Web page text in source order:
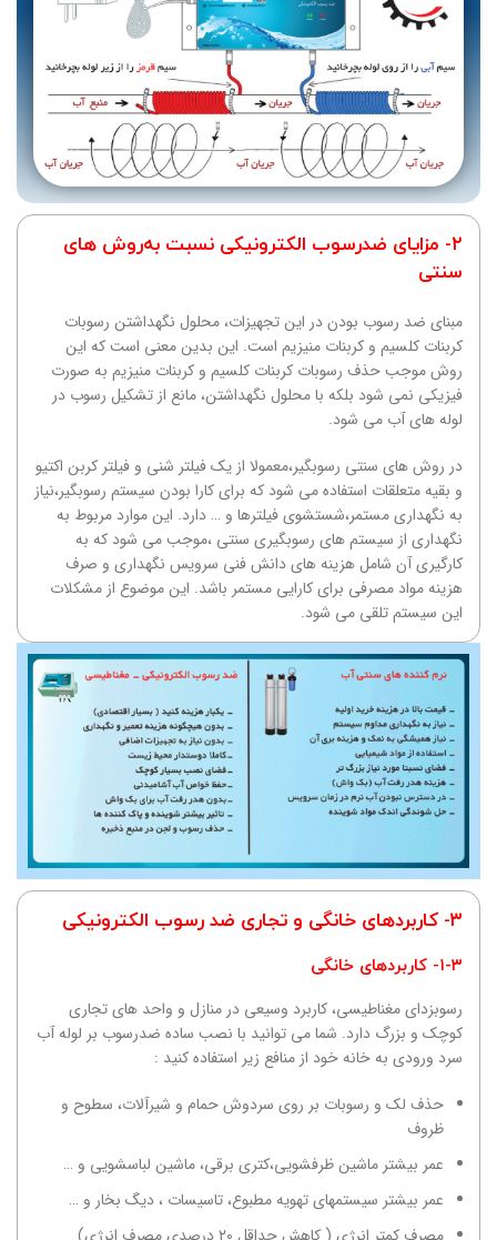
۲- مزایای ضد‌رسوب الکترونیکی نسبت به‌روش های
سنتی
مبنای ضد رسوب بودن در این تجهیزات، محلول نگهداشتن رسوبات
کربنات کلسیم و کربنات منیزیم است. این بدین معنی است که این
روش موجب حذف رسوبات کربنات کلسیم و کربنات منیزیم به صورت
فیزیکی نمی شود بلکه با محلول نگهداشتن، مانع از تشکیل رسوب در
لوله های آب می شود.
در روش های سنتی رسوبگیر،‌معمولا از یک فیلتر شنی و فیلتر کربن اکتیو
و بقیه متعلقات استفاده می شود که برای کارا بودن سیستم رسوبگیر،‌نیاز
به نگهداری مستمر،‌شستشوی فیلترها و … دارد. این موارد مربوط به
نگهداری از سیستم های رسوبگیری سنتی ،‌موجب می شود که به
کارگیری آن شامل هزینه های دانش فنی سرویس نگهداری و صرف
هزینه مواد مصرفی برای کارایی مستمر باشد. این موضوع از مشکلات
این سیستم تلقی می شود.
۳- کاربردهای خانگی و تجاری ضد رسوب الکترونیکی
۱-۳- کاربردهای خانگی
رسوبزدای مغناطیسی، کاربرد وسیعی در منازل و واحد های تجاری
کوچک و بزرگ دارد. شما می توانید با نصب ساده ضدرسوب بر لوله آب
سرد ورودی به خانه خود از منافع زیر استفاده کنید :
حذف لک و رسوبات بر روی سردوش حمام و شیرآلات، سطوح و
ظروف
عمر بیشتر ماشین ظرفشویی،‌کتری برقی، ماشین لباسشویی و …
عمر بیشتر سیستمهای تهویه مطبوع، تاسیسات ، دیگ بخار و …